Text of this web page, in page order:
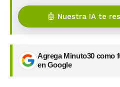
🤖 Nuestra IA te
Agrega Minuto30 como
en Google